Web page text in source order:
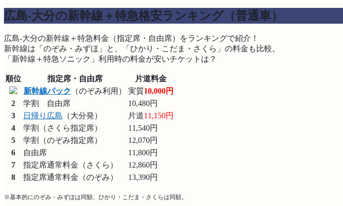
広島-大分の新幹線＋特急格安ランキング（普通車）
広島-大分の新幹線＋特急料金（指定席・自由席）をランキングで紹介！
新幹線は「のぞみ・みずほ」と、「ひかり・こだま・さくら」の料金も比較。
「新幹線＋特急ソニック」利用時の料金が安いチケットは？
順位 指定席・自由席
片道料金
新幹線パック
（のぞみ利用） 実質10,000円
2
学割 自由席
10,480円
3
日帰り広島 （大分発） 片道11,150円
4
学割（さくら指定席）
11,540円
5
学割（のぞみ指定席）
12,070円
6
自由席
11,800円
7
指定席通常料金（さくら）
12,860円
8
指定席通常料金（のぞみ） 13,390円
※基本的にのぞみ・みずほは同額、ひかり・こだま・さくらは同額。